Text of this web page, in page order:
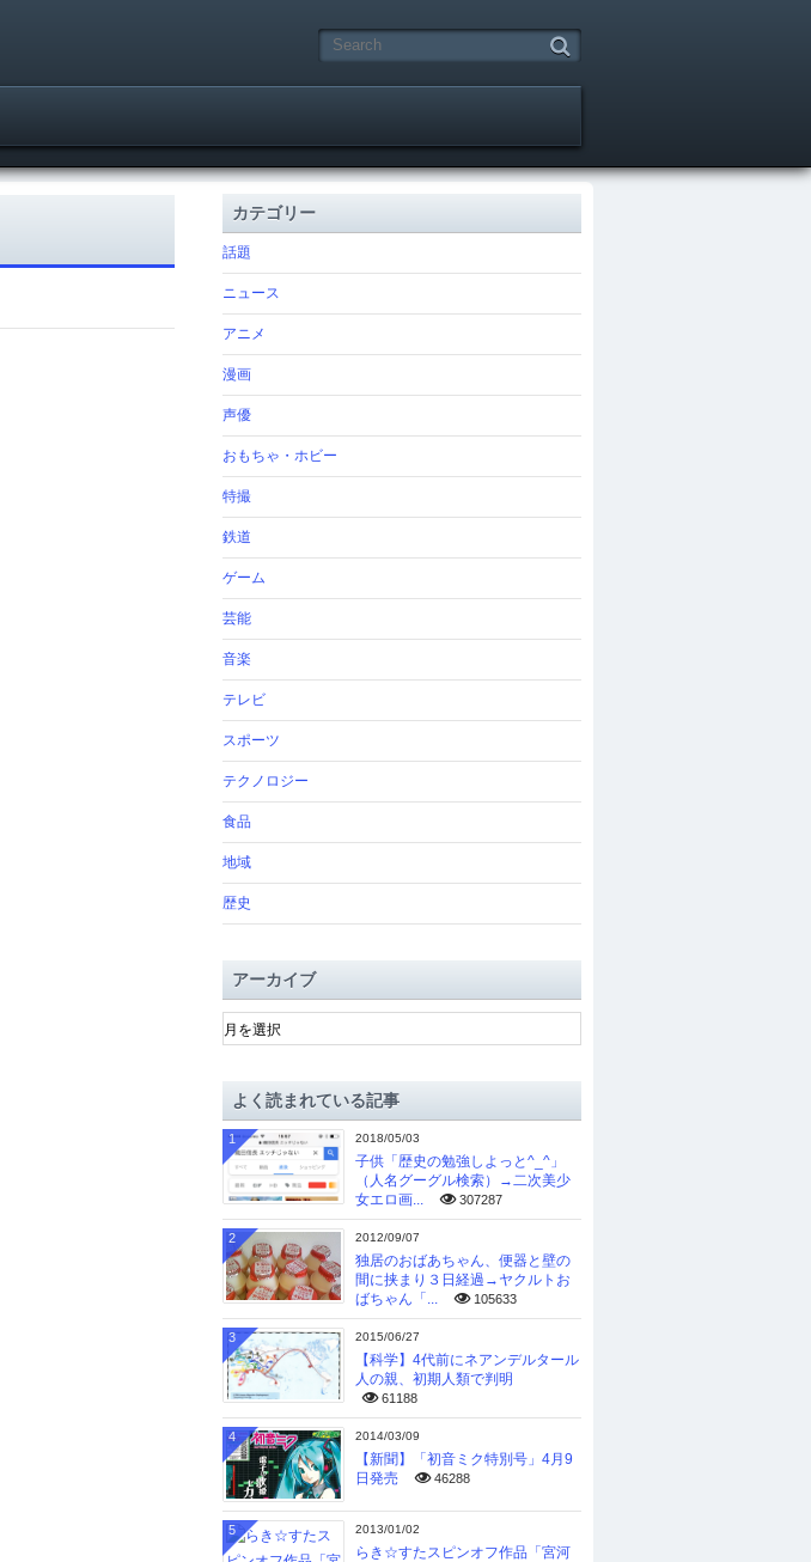
カテゴリー
話題
ニュース
アニメ
漫画
声優
おもちゃ・ホビー
特撮
鉄道
ゲーム
芸能
音楽
テレビ
スポーツ
テクノロジー
食品
地域
歴史
アーカイブ
ア
ー
ブよく読まれている記事
2018/05/03
子供「歴史の勉強しよっと^_^」
（人名グーグル検索）→二次美少
女エロ画...
307287
1
2012/09/07
独居のおばあちゃん、便器と壁の
間に挟まり３日経過→ヤクルトお
ばちゃん「...
105633
2
2015/06/27
【科学】4代前にネアンデルタール
人の親、初期人類で判明
61188
3
2014/03/09
【新聞】「初音ミク特別号」4月9
日発売
46288
4
2013/01/02
らき☆すたスピンオフ作品「宮河
5